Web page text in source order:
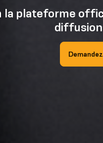
plateforme